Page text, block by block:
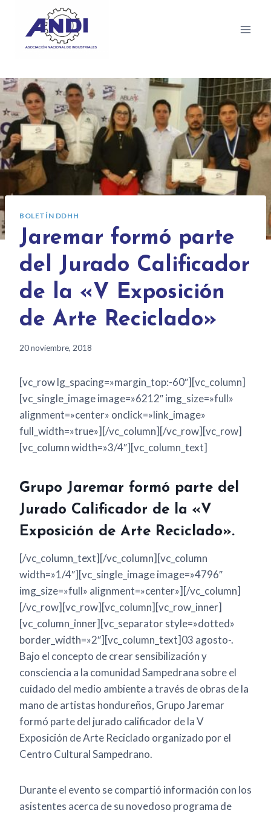
BOLETÍN DDHH
Jaremar formó parte
del Jurado Calificador
de la «V Exposición
de Arte Reciclado»
20 noviembre, 2018
[vc_row lg_spacing=»margin_top:-60″][vc_column]
[vc_single_image image=»6212″ img_size=»full»
alignment=»center» onclick=»link_image»
full_width=»true»][/vc_column][/vc_row][vc_row]
[vc_column width=»3/4″][vc_column_text]
Grupo Jaremar formó parte del
Jurado Calificador de la «V
Exposición de Arte Reciclado».
[/vc_column_text][/vc_column][vc_column
width=»1/4″][vc_single_image image=»4796″
img_size=»full» alignment=»center»][/vc_column]
[/vc_row][vc_row][vc_column][vc_row_inner]
[vc_column_inner][vc_separator style=»dotted»
border_width=»2″][vc_column_text]03 agosto-.
Bajo el concepto de crear sensibilización y
consciencia a la comunidad Sampedrana sobre el
cuidado del medio ambiente a través de obras de la
mano de artistas hondureños, Grupo Jaremar
formó parte del jurado calificador de la V
Exposición de Arte Reciclado organizado por el
Centro Cultural Sampedrano.
Durante el evento se compartió información con los
asistentes acerca de su novedoso programa de